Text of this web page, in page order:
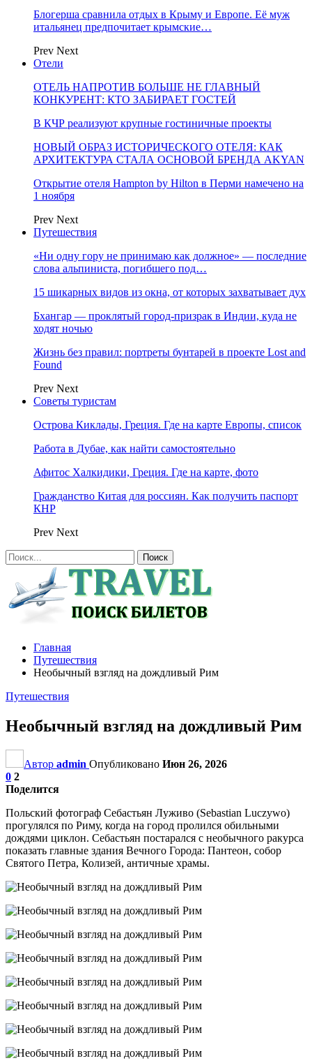
Блогерша сравнила отдых в Крыму и Европе. Её муж
итальянец предпочитает крымские…
Prev Next
Отели
ОТЕЛЬ НАПРОТИВ БОЛЬШЕ НЕ ГЛАВНЫЙ
КОНКУРЕНТ: КТО ЗАБИРАЕТ ГОСТЕЙ
В КЧР реализуют крупные гостиничные проекты
НОВЫЙ ОБРАЗ ИСТОРИЧЕСКОГО ОТЕЛЯ: КАК
АРХИТЕКТУРА СТАЛА ОСНОВОЙ БРЕНДА AKYAN
Открытие отеля Hampton by Hilton в Перми намечено на
1 ноября
Prev Next
Путешествия
«Ни одну гору не принимаю как должное» — последние
слова альпиниста, погибшего под…
15 шикарных видов из окна, от которых захватывает дух
Бхангар — проклятый город-призрак в Индии, куда не
ходят ночью
Жизнь без правил: портреты бунтарей в проекте Lost and
Found
Prev Next
Советы туристам
Острова Киклады, Греция. Где на карте Европы, список
Работа в Дубае, как найти самостоятельно
Афитос Халкидики, Греция. Где на карте, фото
Гражданство Китая для россиян. Как получить паспорт
КНР
Prev Next
Главная
Путешествия
Необычный взгляд на дождливый Рим
Путешествия
Необычный взгляд на дождливый Рим
Автор admin Опубликовано Июн 26, 2026
0 2
Поделится
Польский фотограф Себастьян Луживо (Sebastian Luczywo)
прогулялся по Риму, когда на город пролился обильными
дождями циклон. Себастьян постарался с необычного ракурса
показать главные здания Вечного Города: Пантеон, собор
Святого Петра, Колизей, античные храмы.